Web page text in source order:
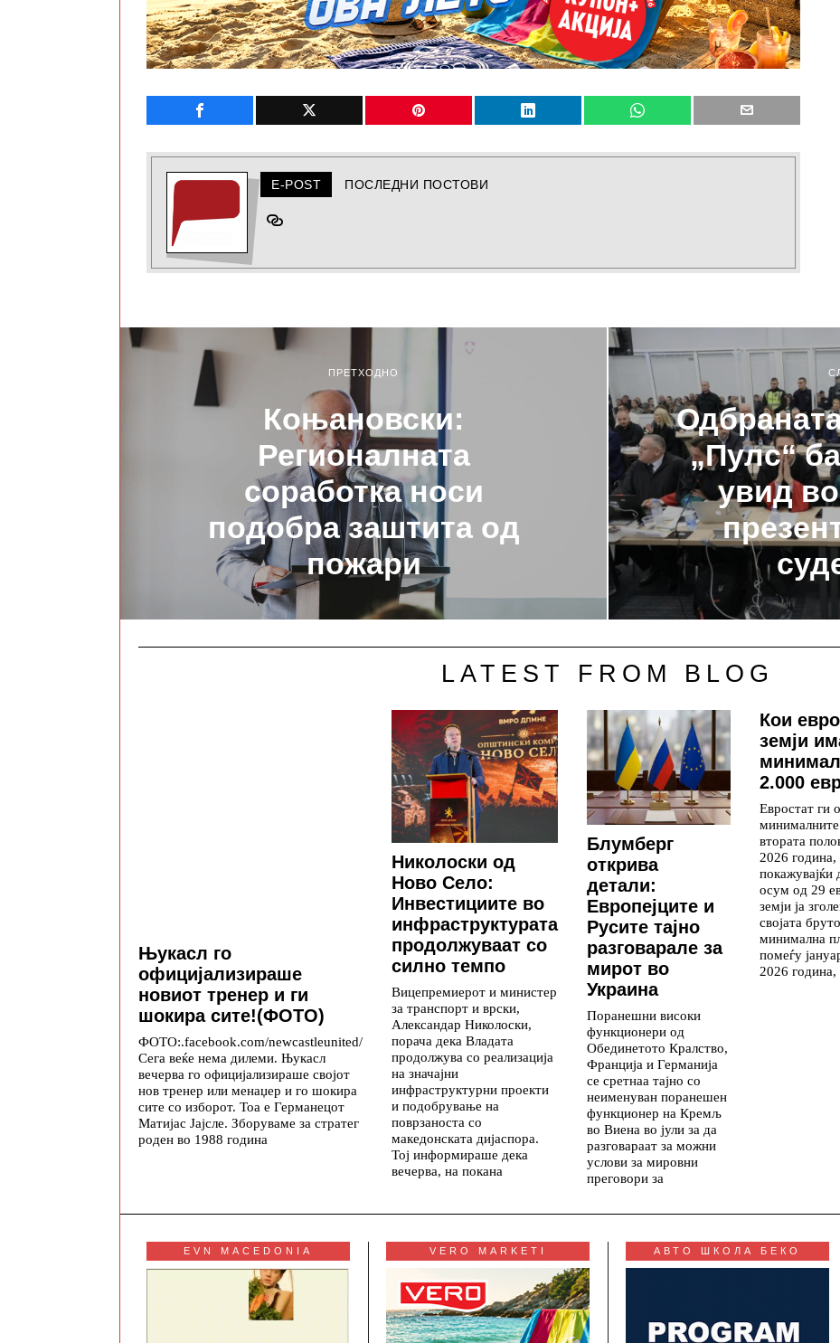
E-POST ПОСЛЕДНИ ПОСТОВИ
ПРЕТХОДНО
Коњановски:
Регионалната
соработка носи
подобра заштита од
пожари
„Пулс“
увид
LATEST FROM BLOG
Њукасл го
официјализираше
новиот тренер и ги
шокира сите!(ФОТО)
ФОТО:.facebook.com/newcastleunited/
Сега веќе нема дилеми. Њукасл
вечерва го официјализираше својот
нов тренер или менаџер и го шокира
сите со изборот. Тоа е Германецот
Матијас Јајсле. Зборуваме за стратег
роден во 1988 година
Николоски од
Ново Село:
Инвестициите во
инфраструктурата
продолжуваат со
силно темпо
Вицепремиерот и министер
за транспорт и врски,
Александар Николоски,
порача дека Владата
продолжува со реализација
на значајни
инфраструктурни проекти
и подобрување на
поврзаноста со
македонската дијаспора.
Тој информираше дека
вечерва, на покана
Блумберг
открива
детали:
Европејците и
Русите тајно
разговарале за
мирот во
Украина
Поранешни високи
функционери од
Обединетото Кралство,
Франција и Германија
се сретнаа тајно со
неименуван поранешен
функционер на Кремљ
во Виена во јули за да
разговараат за можни
услови за мировни
преговори за
Кои
земји
2.000
Евростат ги
минималните
втората
2026 година,
покажувајќи
осум од 29
земји ја
својата бруто
минимална
помеѓу
2026 година,
EVN MACEDONIA VERO MARKETI АВТО ШКОЛА БЕКО